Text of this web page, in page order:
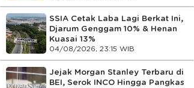
SSIA Cetak Laba Lagi Berkat Ini,
Djarum Genggam 10% & Henan
Kuasai 13%
04/08/2026, 23:15 WIB
Jejak Morgan Stanley Terbaru di
BEI, Serok INCO Hingga Pangkas